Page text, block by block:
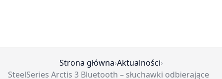
Strona główna›Aktualności›
SteelSeries Arctis 3 Bluetooth – słuchawki odbierające